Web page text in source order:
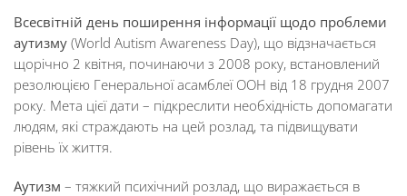
Всесвітній день поширення інформації щодо проблеми
аутизму (World Autism Awareness Day), що відзначається
щорічно 2 квітня, починаючи з 2008 року, встановлений
резолюцією Генеральної асамблеї ООН від 18 грудня 2007
року. Мета цієї дати – підкреслити необхідність допомагати
людям, які страждають на цей розлад, та підвищувати
рівень їх життя.
Аутизм – тяжкий психічний розлад, що виражається в